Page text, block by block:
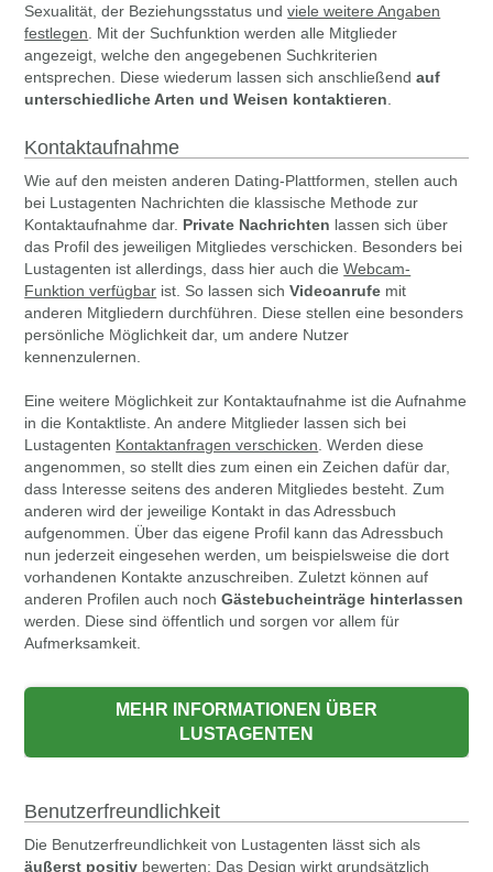
Sexualität, der Beziehungsstatus undviele weitere Angaben
festlegen . Mit der Suchfunktion werden alle Mitglieder
angezeigt, welche den angegebenen Suchkriterien
entsprechen. Diese wiederum lassen sich anschließendauf
unterschiedliche Arten und Weisen kontaktieren
Kontaktaufnahme
Wie auf den meisten anderen Dating-Plattformen, stellen auch
bei Lustagenten Nachrichten die klassische Methode zur
Kontaktaufnahme dar. Private Nachrichten lassen sich über
das Profil des jeweiligen Mitgliedes verschicken. Besonders bei
Lustagenten ist allerdings, dass hier auch dieWebcam-
Funktion verfügbar ist. So lassen sichVideoanrufe mit
anderen Mitgliedern durchführen. Diese stellen eine besonders
persönliche Möglichkeit dar, um andere Nutzer
kennenzulernen.
Eine weitere Möglichkeit zur Kontaktaufnahme ist die Aufnahme
in die Kontaktliste. An andere Mitglieder lassen sich bei
Lustagenten Kontaktanfragen verschicken . Werden diese
angenommen, so stellt dies zum einen ein Zeichen dafür dar,
dass Interesse seitens des anderen Mitgliedes besteht. Zum
anderen wird der jeweilige Kontakt in das Adressbuch
aufgenommen. Über das eigene Profil kann das Adressbuch
nun jederzeit eingesehen werden, um beispielsweise die dort
vorhandenen Kontakte anzuschreiben. Zuletzt können auf
anderen Profilen auch nochGästebucheinträge hinterlassen
werden. Diese sind öffentlich und sorgen vor allem für
Aufmerksamkeit.
Benutzerfreundlichkeit
Die Benutzerfreundlichkeit von Lustagenten lässt sich als
äußerst positiv bewerten: Das Design wirkt grundsätzlich